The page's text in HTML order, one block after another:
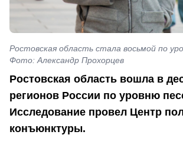
Ростовская область стала восьмой по
Фото: Александр Прохорцев
Ростовская область вошла в
регионов России по уровню
Исследование провел Центр
конъюнктуры.